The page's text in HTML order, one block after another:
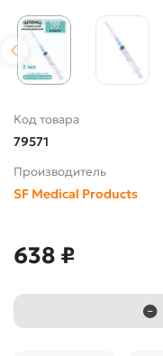
Код товара
79571
Производитель
SF Medical Products
638 ₽